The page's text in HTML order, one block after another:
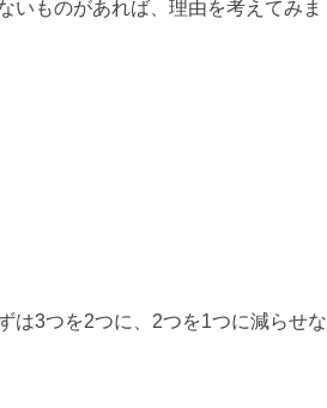
ものがあれば、理由を考えてみま
は3つを2つに、2つを1つに減らせな